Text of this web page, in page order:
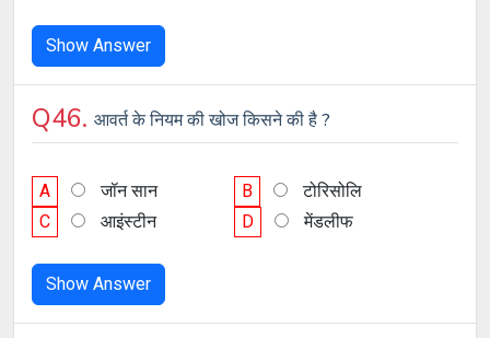
Show Answer
Q46. आवर्त के नियम की खोज किसने की है ?
A जॉन सान B
टोरिसोलि
C
आइंस्टीन D मेंडलीफ
Show Answer